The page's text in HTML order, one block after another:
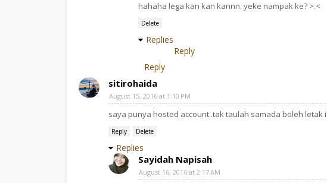
hahaha lega kan kan kannn. yeke nampak ke? >.<
Delete
Replies
Reply
Reply
sitirohaida
August 15, 2016 at 1:10 PM
saya punya hosted account..tak taulah samada boleh letak
Reply Delete
Replies
Sayidah Napisah
August 16, 2016 at 2:17 AM